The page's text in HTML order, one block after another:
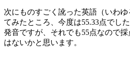
次にものすごく訛った英語（いわ
てみたところ、今度は55.33点でし
発音ですが、それでも55点なので
はないかと思います。